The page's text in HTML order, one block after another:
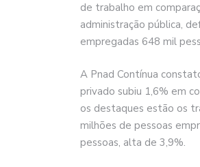
de trabalho em
administração pública,
empregadas 648 mil
A Pnad Contínua
privado subiu 1,6% em
os destaques estão os
milhões de pessoas
pessoas, alta de 3,9%.